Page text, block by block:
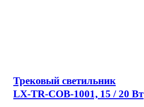
Трековый светильник
LX-TR-COB-1001, 15 / 20 Вт